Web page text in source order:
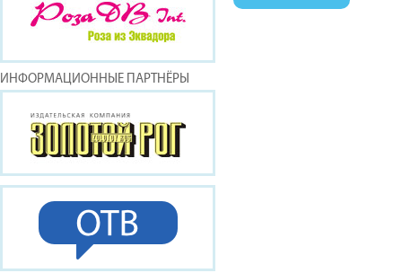
ИНФОРМАЦИОННЫЕ ПАРТНЁРЫ